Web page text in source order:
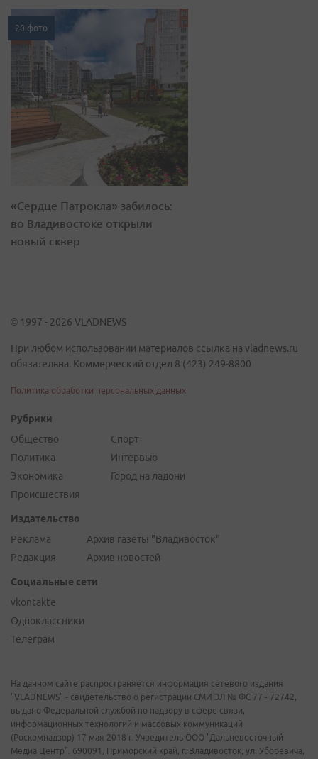
20 фото
«Сердце Патрокла» забилось:
во Владивостоке открыли
новый сквер
© 1997 - 2026 VLADNEWS
При любом использовании материалов ссылка на vladnews.ru
обязательна. Коммерческий отдел 8 (423) 249-8800
Политика обработки персональных данных
Рубрики
Общество
Политика
Экономика
Происшествия
Спорт
Интервью
Город на ладони
Издательство
Реклама
Редакция
Архив газеты "Владивосток"
Архив новостей
Социальные сети
vkontakte
Одноклассники
Телеграм
На данном сайте распространяется информация сетевого издания
"VLADNEWS" - свидетельство о регистрации СМИ ЭЛ № ФС 77 - 72742,
выдано Федеральной службой по надзору в сфере связи,
информационных технологий и массовых коммуникаций
(Роскомнадзор) 17 мая 2018 г. Учредитель ООО "Дальневосточный
Медиа Центр". 690091, Приморский край, г. Владивосток, ул. Уборевича,